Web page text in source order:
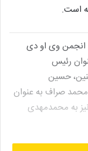
است.
انجمن وی‌ او دی
رئیس
حسین
صراف به عنوان
به محمدمهدی